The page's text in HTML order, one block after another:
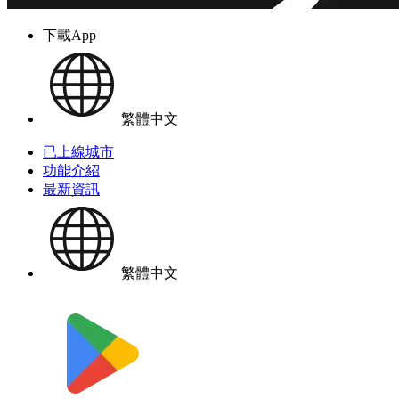
下載App
繁體中文
已上線城市
功能介紹
最新資訊
繁體中文